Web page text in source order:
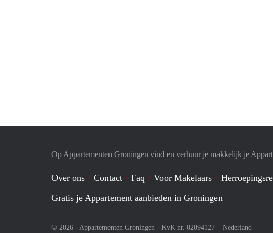
Op Appartementen Groningen vind en verhuur je makkelijk je
Over ons Contact Faq Voor Makelaars
Gratis je Appartement aanbieden in Groningen
© 2026 - Appartementen Groningen - KvK nr. 02094127 – Nederland